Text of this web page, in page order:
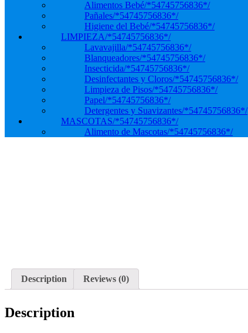
Alimentos Bebé/*54745756836*/
Pañales/*54745756836*/
Higiene del Bebé/*54745756836*/
LIMPIEZA/*54745756836*/
Lavavajilla/*54745756836*/
Blanqueadores/*54745756836*/
Insecticida/*54745756836*/
Desinfectantes y Cloros/*54745756836*/
Limpieza de Pisos/*54745756836*/
Papel/*54745756836*/
Detergentes y Suavizantes/*54745756836*/
MASCOTAS/*54745756836*/
Alimento de Mascotas/*54745756836*/
Description Reviews (0)
Description